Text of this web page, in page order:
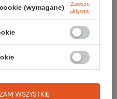
wszystko
SPRZĘTOWA
(wymagane)
Zawsze
aktywne
WSZYSTKIE